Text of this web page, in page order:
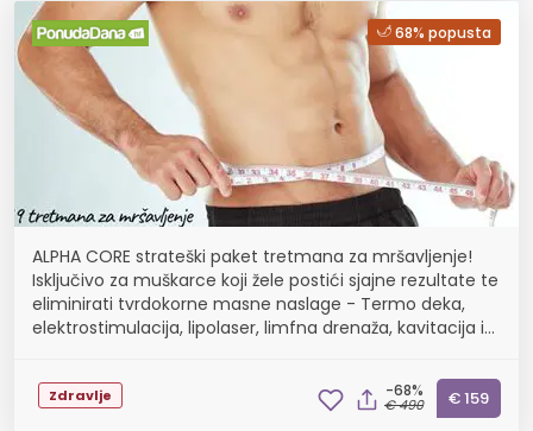
68% popusta
ALPHA CORE strateški paket tretmana za mršavljenje!
Isključivo za muškarce koji žele postići sjajne rezultate te
eliminirati tvrdokorne masne naslage - Termo deka,
elektrostimulacija, lipolaser, limfna drenaža, kavitacija i
Zdravlje -68%
€ 490 € 159